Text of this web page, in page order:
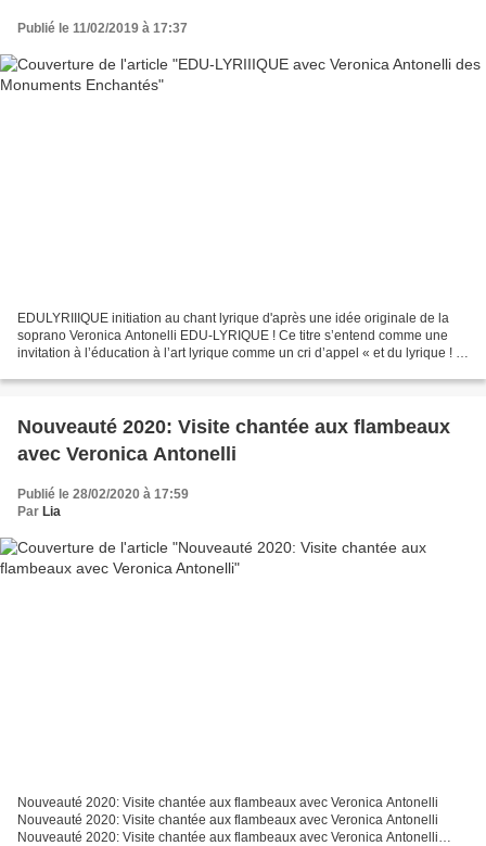
Publié le 11/02/2019 à 17:37
EDULYRIIIQUE initiation au chant lyrique d'après une idée originale de la
soprano Veronica Antonelli EDU-LYRIQUE ! Ce titre s’entend comme une
invitation à l’éducation à l’art lyrique comme un cri d’appel « et du lyrique ! ».
Nouveauté 2020: Visite chantée aux flambeaux
avec Veronica Antonelli
Publié le 28/02/2020 à 17:59
Par Lia
Nouveauté 2020: Visite chantée aux flambeaux avec Veronica Antonelli
Nouveauté 2020: Visite chantée aux flambeaux avec Veronica Antonelli
Nouveauté 2020: Visite chantée aux flambeaux avec Veronica Antonelli